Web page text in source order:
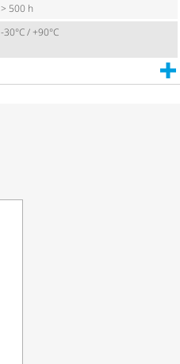
> 500 h
-30°C / +90°C